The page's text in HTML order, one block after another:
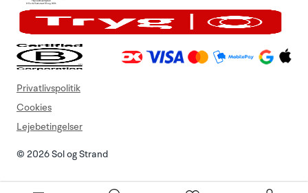
© 2026 Sol og Strand
Privatlivspolitik
Cookies
Lejebetingelser